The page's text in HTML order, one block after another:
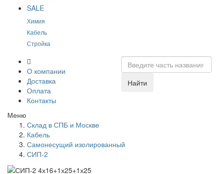
SALE
Химия
Кабель
Стройка
О компании
Доставка
Оплата
Контакты
Найти
Меню
Склад в СПБ и Москве
Кабель
Самонесущий изолированный
СИП-2